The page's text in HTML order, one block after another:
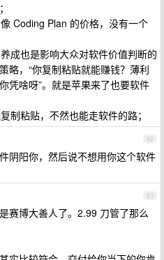
Coding Plan 的价格，没有一个
成也是影响大众对软件价值判断的
略，“你复制粘贴就能赚钱？薄利
凭啥呀”。就是苹果来了也要软件
制粘贴，不然也能走软件的路；
82
阴阳你，然后说不想用你这个软件
83
赛博大善人了。2.99 刀管了那么